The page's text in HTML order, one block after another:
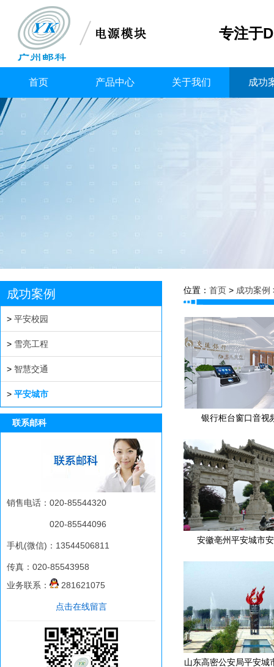
专注于
首页 产品中心 关于我们 成功
成功案例
> 平安校园
> 雪亮工程
> 智慧交通
> 平安城市
联系邮科
销售电话：020-85544320
020-85544096
手机(微信)：13544506811
传真：020-85543958
业务联系：
281621075
点击在线留言
位置： 首页 > 成功案例
银行柜台窗口音视
安徽亳州平安城市
山东高密公安局平安城